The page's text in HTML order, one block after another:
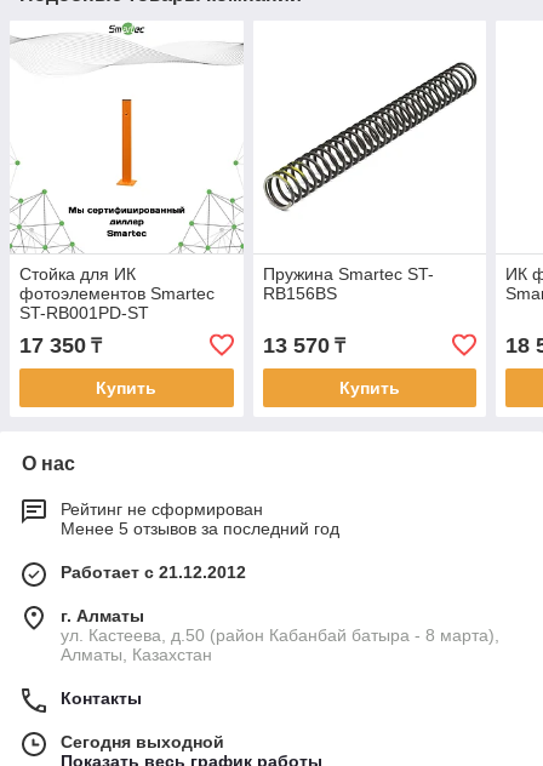
Стойка для ИК
фотоэлементов Smartec
ST-RB001PD-ST
17 350 ₸
Купить
Пружина Smartec ST-
RB156BS
13 570₸
Купить
ИК
18
О нас
Рейтинг не сформирован
Менее 5 отзывов за последний год
Работает с 21.12.2012
г. Алматы
ул. Кастеева, д.50 (район Кабанбай батыра - 8 марта),
Алматы, Казахстан
Контакты
Сегодня выходной
Показать весь график работы